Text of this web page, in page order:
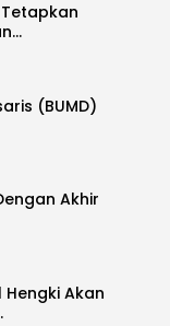
(BUMD)
Akhir
Akan